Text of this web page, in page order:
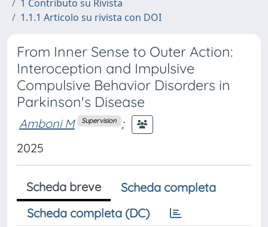
1 Contributo su Rivista
1.1.1 Articolo su rivista con DOI
From Inner Sense to Outer Action:
Interoception and Impulsive
Compulsive Behavior Disorders in
Parkinson's Disease
Amboni M Supervision ;
2025
Scheda breve
Scheda completa
Scheda completa (DC)